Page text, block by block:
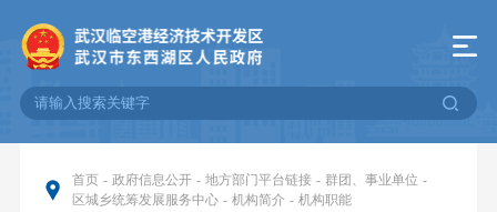
首页 - 政府信息公开 - 地方部门平台链接 - 群团、事业单位 -
区城乡统筹发展服务中心 - 机构简介 - 机构职能